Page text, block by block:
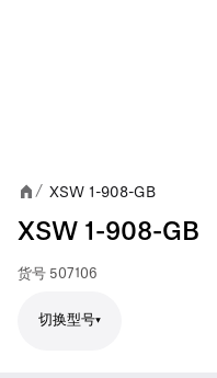
/ XSW 1-908-GB
XSW 1-908-GB
货号 507106
切换型号